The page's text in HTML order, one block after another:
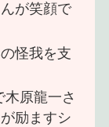
が笑顔で
怪我を支
原龍一さ
励ますシ